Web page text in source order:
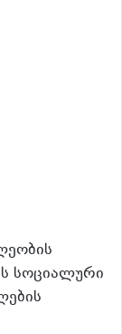
სოციალური